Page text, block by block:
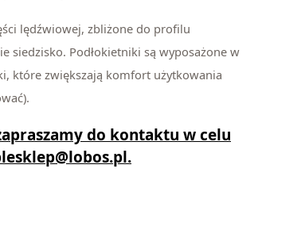
lędźwiowej, zbliżone do profilu
siedzisko. Podłokietniki są wyposażone w
które zwiększają komfort użytkowania
do kontaktu w celu
.